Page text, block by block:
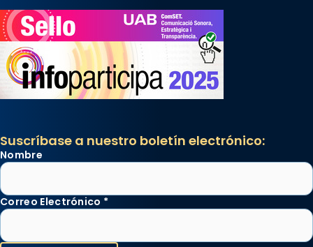
Suscríbase a nuestro boletín electrónico:
Nombre
Correo Electrónico *